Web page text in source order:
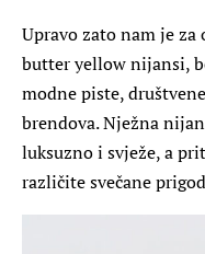
Upravo zato nam je za
butter yellow nijansi,
modne piste,
brendova. Nježna
luksuzno i svježe, a
različite svečane